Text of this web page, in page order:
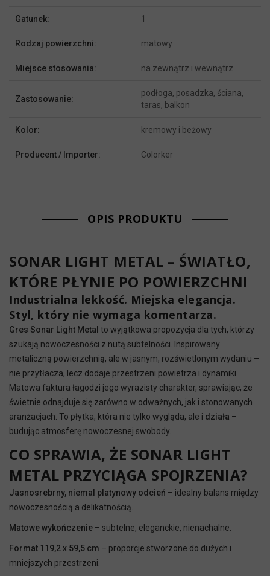
Gatunek: 1
Rodzaj powierzchni: matowy
Miejsce stosowania: na zewnątrz i wewnątrz
Zastosowanie:
podłoga, posadzka, ściana,
taras, balkon
Kolor: kremowy i beżowy
Producent / Importer: Colorker
OPIS PRODUKTU
SONAR LIGHT METAL – ŚWIATŁO,
KTÓRE PŁYNIE PO POWIERZCHNI
Industrialna lekkość. Miejska elegancja.
Styl, który nie wymaga komentarza.
Gres Sonar Light Metal to wyjątkowa propozycja dla tych, którzy
szukają nowoczesności z nutą subtelności. Inspirowany
metaliczną powierzchnią, ale w jasnym, rozświetlonym wydaniu –
nie przytłacza, lecz dodaje przestrzeni powietrza i dynamiki.
Matowa faktura łagodzi jego wyrazisty charakter, sprawiając, że
świetnie odnajduje się zarówno w odważnych, jak i stonowanych
aranżacjach. To płytka, która nie tylko wygląda, ale i działa –
budując atmosferę nowoczesnej swobody.
CO SPRAWIA, ŻE SONAR LIGHT
METAL PRZYCIĄGA SPOJRZENIA?
Jasnosrebrny, niemal platynowy odcień – idealny balans między
nowoczesnością a delikatnością.
Matowe wykończenie – subtelne, eleganckie, nienachalne.
Format 119,2 x 59,5 cm – proporcje stworzone do dużych i
mniejszych przestrzeni.